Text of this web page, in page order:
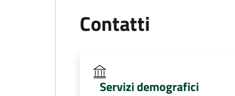
Contatti
Servizi demografici